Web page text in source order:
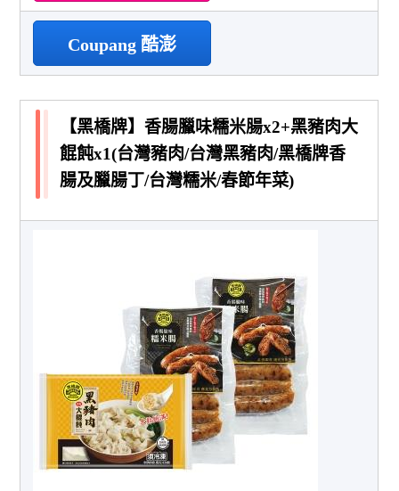
Coupang 酷澎
【黑橋牌】香腸臘味糯米腸x2+黑豬肉大
餛飩x1(台灣豬肉/台灣黑豬肉/黑橋牌香
腸及臘腸丁/台灣糯米/春節年菜)